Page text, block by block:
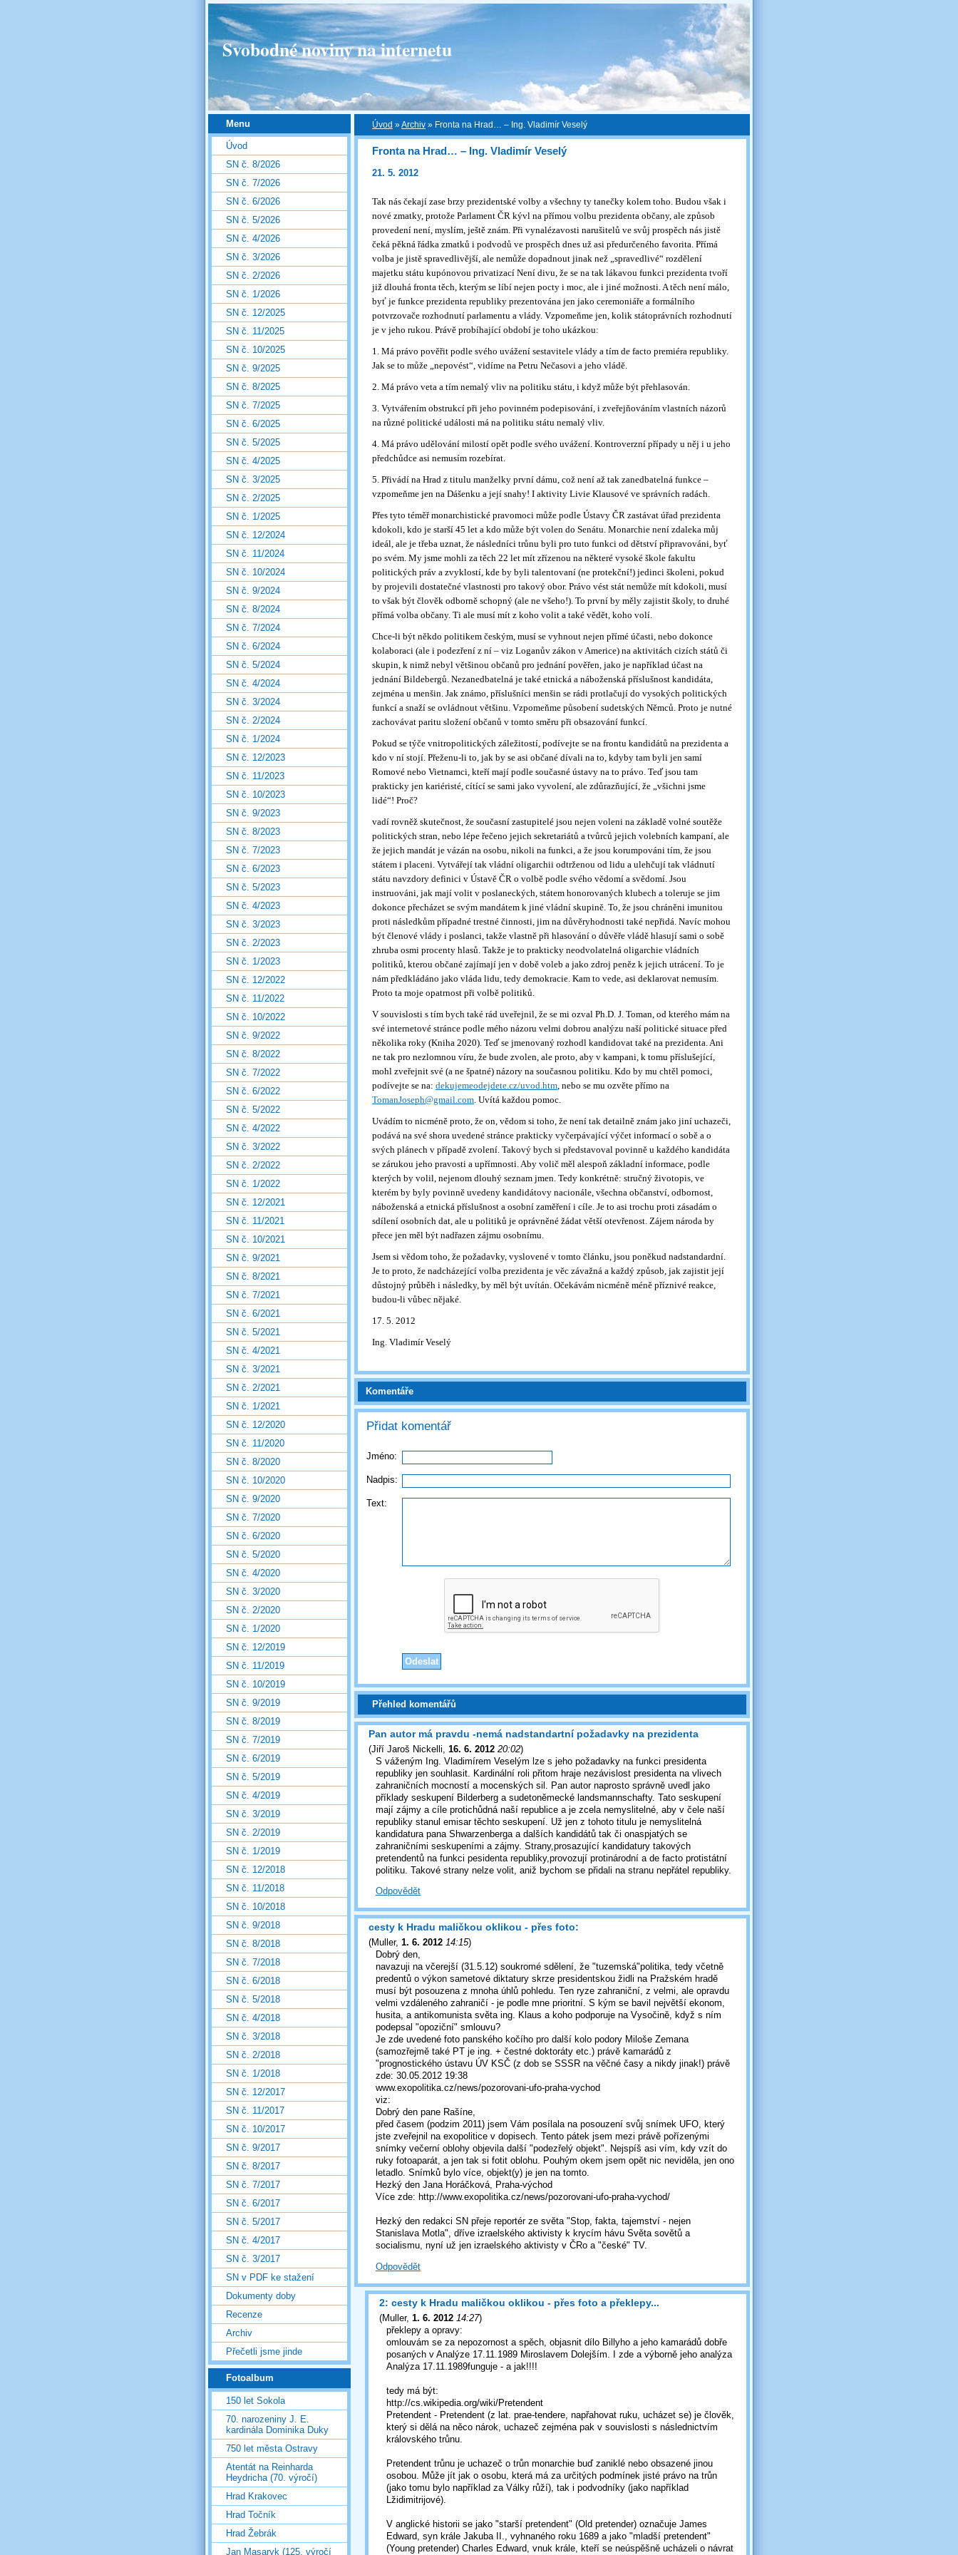
Svobodné noviny na internetu
Úvod »Archiv » Fronta na Hrad… – Ing. Vladimír Veselý
Fronta na Hrad… – Ing. Vladimír Veselý
21. 5. 2012
Tak nás čekají zase brzy prezidentské volby a všechny ty tanečky kolem toho. Budou však i
nové zmatky, protože Parlament ČR kývl na přímou volbu prezidenta občany, ale způsob
provedení není, myslím, ještě znám. Při vynalézavosti narušitelů ve svůj prospěch nás jistě
čeká pěkná řádka zmatků i podvodů ve prospěch dnes už asi předurčeného favorita. Přímá
volba je jistě spravedlivější, ale nemůže dopadnout jinak než „spravedlivé“ rozdělení
majetku státu kupónovou privatizací Není divu, že se na tak lákavou funkci prezidenta tvoří
již dlouhá fronta těch, kterým se líbí nejen pocty i moc, ale i jiné možnosti. A těch není málo,
byť je funkce prezidenta republiky prezentována jen jako ceremoniáře a formálního
potvrzovače rozhodnutí parlamentu a vlády. Vzpomeňme jen, kolik státoprávních rozhodnutí
je v jeho rukou. Právě probíhající období je toho ukázkou:
1. Má právo pověřit podle svého uvážení sestavitele vlády a tím de facto premiéra republiky.
Jak se to může „nepovést“, vidíme na Petru Nečasovi a jeho vládě.
2. Má právo veta a tím nemalý vliv na politiku státu, i když může být přehlasován.
3. Vytvářením obstrukcí při jeho povinném podepisování, i zveřejňováním vlastních názorů
na různé politické události má na politiku státu nemalý vliv.
4. Má právo udělování milostí opět podle svého uvážení. Kontroverzní případy u něj i u jeho
předchůdce asi nemusím rozebírat.
5. Přivádí na Hrad z titulu manželky první dámu, což není až tak zanedbatelná funkce –
vzpomeňme jen na Dášenku a její snahy! I aktivity Livie Klausové ve správních radách.
Přes tyto téměř monarchistické pravomoci může podle Ústavy ČR zastávat úřad prezidenta
kdokoli, kdo je starší 45 let a kdo může být volen do Senátu. Monarchie není zdaleka můj
ideál, ale je třeba uznat, že následníci trůnu byli pro tuto funkci od dětství připravováni, byť
po svém. My jsme mohli za těch 22 let mít zřízenou na některé vysoké škole fakultu
politických práv a zvyklostí, kde by byli talentovaní (ne protekční!) jedinci školeni, pokud
by projevili dostatečné vlastnosti pro takový obor. Právo vést stát nemůže mít kdokoli, musí
to však být člověk odborně schopný (ale ne všeho!). To první by měly zajistit školy, to druhé
přímá volba občany. Ti ale musí mít z koho volit a také vědět, koho volí.
Chce-li být někdo politikem českým, musí se vyhnout nejen přímé účasti, nebo dokonce
kolaboraci (ale i podezření z ní – viz Loganův zákon v Americe) na aktivitách cizích států či
skupin, k nimž nebyl většinou občanů pro jednání pověřen, jako je například účast na
jednání Bildebergů. Nezanedbatelná je také etnická a náboženská příslušnost kandidáta,
zejména u menšin. Jak známo, příslušníci menšin se rádi protlačují do vysokých politických
funkcí a snaží se ovládnout většinu. Vzpomeňme působení sudetských Němců. Proto je nutné
zachovávat paritu složení občanů v tomto směru při obsazování funkcí.
Pokud se týče vnitropolitických záležitostí, podívejte se na frontu kandidátů na prezidenta a
kdo v ní stojí. Přeženu-li to, jak by se asi občané dívali na to, kdyby tam byli jen samí
Romové nebo Vietnamci, kteří mají podle současné ústavy na to právo. Teď jsou tam
prakticky jen kariéristé, cítící se sami jako vyvolení, ale zdůrazňující, že „všichni jsme
lidé“! Proč?
vadí rovněž skutečnost, že současní zastupitelé jsou nejen voleni na základě volné soutěže
politických stran, nebo lépe řečeno jejich sekretariátů a tvůrců jejich volebních kampaní, ale
že jejich mandát je vázán na osobu, nikoli na funkci, a že jsou korumpováni tím, že jsou
státem i placeni. Vytvářejí tak vládní oligarchii odtrženou od lidu a ulehčují tak vládnutí
státu navzdory definici v Ústavě ČR o volbě podle svého vědomí a svědomí. Jsou
instruováni, jak mají volit v poslaneckých, státem honorovaných klubech a toleruje se jim
dokonce přecházet se svým mandátem k jiné vládní skupině. To, že jsou chráněni imunitou
proti následkům případné trestné činnosti, jim na důvěryhodnosti také nepřidá. Navíc mohou
být členové vlády i poslanci, takže vlastně při hlasování o důvěře vládě hlasují sami o sobě
zhruba osmi procenty hlasů. Takže je to prakticky neodvolatelná oligarchie vládních
politiků, kterou občané zajímají jen v době voleb a jako zdroj peněz k jejich utrácení. To je
nám předkládáno jako vláda lidu, tedy demokracie. Kam to vede, asi deklarovat nemusím.
Proto ta moje opatrnost při volbě politiků.
V souvislosti s tím bych také rád uveřejnil, že se mi ozval Ph.D. J. Toman, od kterého mám na
své internetové stránce podle mého názoru velmi dobrou analýzu naší politické situace před
několika roky (Kniha 2020). Teď se jmenovaný rozhodl kandidovat také na prezidenta. Ani
ne tak pro nezlomnou víru, že bude zvolen, ale proto, aby v kampani, k tomu příslušející,
mohl zveřejnit své (a ne špatné) názory na současnou politiku. Kdo by mu chtěl pomoci,
podívejte se na: dekujemeodejdete.cz/uvod.htm, nebo se mu ozvěte přímo na
TomanJoseph@gmail.com. Uvítá každou pomoc.
Uvádím to nicméně proto, že on, vědom si toho, že není tak detailně znám jako jiní uchazeči,
podává na své shora uvedené stránce prakticky vyčerpávající výčet informací o sobě a o
svých plánech v případě zvolení. Takový bych si představoval povinně u každého kandidáta
se zárukou jeho pravosti a upřímnosti. Aby volič měl alespoň základní informace, podle
kterých by volil, nejenom dlouhý seznam jmen. Tedy konkrétně: stručný životopis, ve
kterém by byly povinně uvedeny kandidátovy nacionále, všechna občanství, odbornost,
náboženská a etnická příslušnost a osobní zaměření i cíle. Je to asi trochu proti zásadám o
sdílení osobních dat, ale u politiků je oprávněné žádat větší otevřenost. Zájem národa by
přece jen měl být nadřazen zájmu osobnímu.
Jsem si vědom toho, že požadavky, vyslovené v tomto článku, jsou poněkud nadstandardní.
Je to proto, že nadcházející volba prezidenta je věc závažná a každý způsob, jak zajistit její
důstojný průběh i následky, by měl být uvítán. Očekávám nicméně méně příznivé reakce,
budou-li vůbec nějaké.
17. 5. 2012
Ing. Vladimír Veselý
Komentáře
Přidat komentář
Jméno:
Nadpis:
Text:
Přehled komentářů
Pan autor má pravdu -nemá nadstandartní požadavky na prezidenta
(Jiří Jaroš Nickelli 16. 6. 2012 20:02)
S váženým Ing. Vladimírem Veselým lze s jeho požadavky na funkci presidenta
republiky jen souhlasit. Kardinální roli přitom hraje nezávislost presidenta na vlivech
zahraničních mocností a mocenských sil. Pan autor naprosto správně uvedl jako
příklady seskupení Bilderberg a sudetoněmecké landsmannschafty. Tato seskupení
mají zájmy a cíle protichůdná naší republice a je zcela nemyslitelné, aby v čele naší
republiky stanul emisar těchto seskupení. Už jen z tohoto titulu je nemyslitelná
kandidatura pana Shwarzenberga a dalších kandidátů tak či onaspjatých se
zahraničními seskupeními a zájmy. Strany,prosazující kandidatury takových
pretendentů na funkci pesidenta republiky,provozují protinárodní a de facto protistátní
politiku. Takové strany nelze volit, aniž bychom se přidali na stranu nepřátel republiky.
Odpovědět
cesty k Hradu maličkou oklikou - přes foto:
(Muller, 1. 6. 2012 14:15)
Dobrý den,
navazuji na včerejší (31.5.12) soukromé sdělení, že "tuzemská"politika, tedy včetně
predentů o výkon sametové diktatury skrze presidentskou židli na Pražském hradě
musí být posouzena z mnoha úhlů pohledu. Ten ryze zahraniční, z velmi, ale opravdu
velmi vzdáleného zahraničí - je podle mne prioritní. S kým se bavil největší ekonom,
husita, a antikomunista světa ing. Klaus a koho podporuje na Vysočině, když s ním
podepsal "opoziční" smlouvu?
Je zde uvedené foto panského kočího pro další kolo podory Miloše Zemana
(samozřejmě také PT je ing. + čestné doktoráty etc.) právě kamarádů z
"prognostického ústavu ÚV KSČ (z dob se SSSR na věčné časy a nikdy jinak!) právě
zde: 30.05.2012 19:38
www.exopolitika.cz/news/pozorovani-ufo-praha-vychod
viz:
Dobrý den pane Rašíne,
před časem (podzim 2011) jsem Vám posílala na posouzení svůj snímek UFO, který
jste zveřejnil na exopolitice v dopisech. Tento pátek jsem mezi právě pořízenými
snímky večerní oblohy objevila další "podezřelý objekt". Nejspíš asi vím, kdy vzít do
ruky fotoaparát, a jen tak si fotit oblohu. Pouhým okem jsem opět nic neviděla, jen ono
letadlo. Snímků bylo více, objekt(y) je jen na tomto.
Hezký den Jana Horáčková, Praha-východ
Více zde: http://www.exopolitika.cz/news/pozorovani-ufo-praha-vychod/
Hezký den redakci SN přeje reportér ze světa "Stop, fakta, tajemství - nejen
Stanislava Motla", dříve izraelského aktivisty k krycím hávu Světa sovětů a
socialismu, nyní už jen izraelského aktivisty v ČRo a "české" TV.
Odpovědět
2: cesty k Hradu maličkou oklikou - přes foto a překlepy...
(Muller, 1. 6. 2012 14:27)
překlepy a opravy:
omlouvám se za nepozornost a spěch, objasnit dílo Billyho a jeho kamarádů dobře
posaných v Analýze 17.11.1989 Miroslavem Dolejším. I zde a výborně jeho analýza
Analýza 17.11.1989funguje - a jak!!!!
tedy má být:
http://cs.wikipedia.org/wiki/Pretendent
Pretendent - Pretendent (z lat. prae-tendere, napřahovat ruku, ucházet se) je člověk,
který si dělá na něco nárok, uchazeč zejména pak v souvislosti s následnictvím
královského trůnu.
Pretendent trůnu je uchazeč o trůn monarchie buď zaniklé nebo obsazené jinou
osobou. Může jít jak o osobu, která má za určitých podmínek jisté právo na trůn
(jako tomu bylo například za Války růží), tak i podvodníky (jako například
Lžidimitrijové).
V anglické historii se jako "starší pretendent" (Old pretender) označuje James
Edward, syn krále Jakuba II., vyhnaného roku 1689 a jako "mladší pretendent"
(Young pretender) Charles Edward, vnuk krále, kteří se neúspěšně ucházeli o návrat
Menu
Úvod
SN č. 8/2026
SN č. 7/2026
SN č. 6/2026
SN č. 5/2026
SN č. 4/2026
SN č. 3/2026
SN č. 2/2026
SN č. 1/2026
SN č. 12/2025
SN č. 11/2025
SN č. 10/2025
SN č. 9/2025
SN č. 8/2025
SN č. 7/2025
SN č. 6/2025
SN č. 5/2025
SN č. 4/2025
SN č. 3/2025
SN č. 2/2025
SN č. 1/2025
SN č. 12/2024
SN č. 11/2024
SN č. 10/2024
SN č. 9/2024
SN č. 8/2024
SN č. 7/2024
SN č. 6/2024
SN č. 5/2024
SN č. 4/2024
SN č. 3/2024
SN č. 2/2024
SN č. 1/2024
SN č. 12/2023
SN č. 11/2023
SN č. 10/2023
SN č. 9/2023
SN č. 8/2023
SN č. 7/2023
SN č. 6/2023
SN č. 5/2023
SN č. 4/2023
SN č. 3/2023
SN č. 2/2023
SN č. 1/2023
SN č. 12/2022
SN č. 11/2022
SN č. 10/2022
SN č. 9/2022
SN č. 8/2022
SN č. 7/2022
SN č. 6/2022
SN č. 5/2022
SN č. 4/2022
SN č. 3/2022
SN č. 2/2022
SN č. 1/2022
SN č. 12/2021
SN č. 11/2021
SN č. 10/2021
SN č. 9/2021
SN č. 8/2021
SN č. 7/2021
SN č. 6/2021
SN č. 5/2021
SN č. 4/2021
SN č. 3/2021
SN č. 2/2021
SN č. 1/2021
SN č. 12/2020
SN č. 11/2020
SN č. 8/2020
SN č. 10/2020
SN č. 9/2020
SN č. 7/2020
SN č. 6/2020
SN č. 5/2020
SN č. 4/2020
SN č. 3/2020
SN č. 2/2020
SN č. 1/2020
SN č. 12/2019
SN č. 11/2019
SN č. 10/2019
SN č. 9/2019
SN č. 8/2019
SN č. 7/2019
SN č. 6/2019
SN č. 5/2019
SN č. 4/2019
SN č. 3/2019
SN č. 2/2019
SN č. 1/2019
SN č. 12/2018
SN č. 11/2018
SN č. 10/2018
SN č. 9/2018
SN č. 8/2018
SN č. 7/2018
SN č. 6/2018
SN č. 5/2018
SN č. 4/2018
SN č. 3/2018
SN č. 2/2018
SN č. 1/2018
SN č. 12/2017
SN č. 11/2017
SN č. 10/2017
SN č. 9/2017
SN č. 8/2017
SN č. 7/2017
SN č. 6/2017
SN č. 5/2017
SN č. 4/2017
SN č. 3/2017
SN v PDF ke stažení
Dokumenty doby
Recenze
Archiv
Přečetli jsme jinde
Fotoalbum
150 let Sokola
70. narozeniny J. E.
kardinála Dominika Duky
750 let města Ostravy
Atentát na Reinharda
Heydricha (70. výročí)
Hrad Krakovec
Hrad Točník
Hrad Žebrák
Jan Masaryk (125. výročí